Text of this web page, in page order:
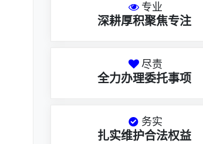
专业
深耕厚积聚焦专注
尽责
全力办理委托事项
务实
扎实维护合法权益